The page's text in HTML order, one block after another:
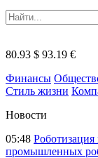
80.93 $ 93.19 €
Финансы
Стиль жизни
Новости
05:48
промышленных